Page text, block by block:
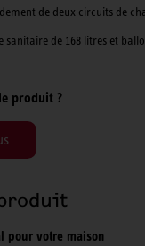
de deux circuits de
sanitaire de 168 litres et
produit ?
pour votre maison